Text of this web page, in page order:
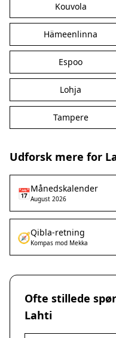
Kouvola
Hämeenlinna
Espoo
Lohja
Tampere
Udforsk mere for
📅Månedskalender
August 2026
🧭Qibla-retning
Kompas mod Mekka
Ofte stillede
Lahti